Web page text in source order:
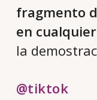
fragmento
en
la
@tiktok